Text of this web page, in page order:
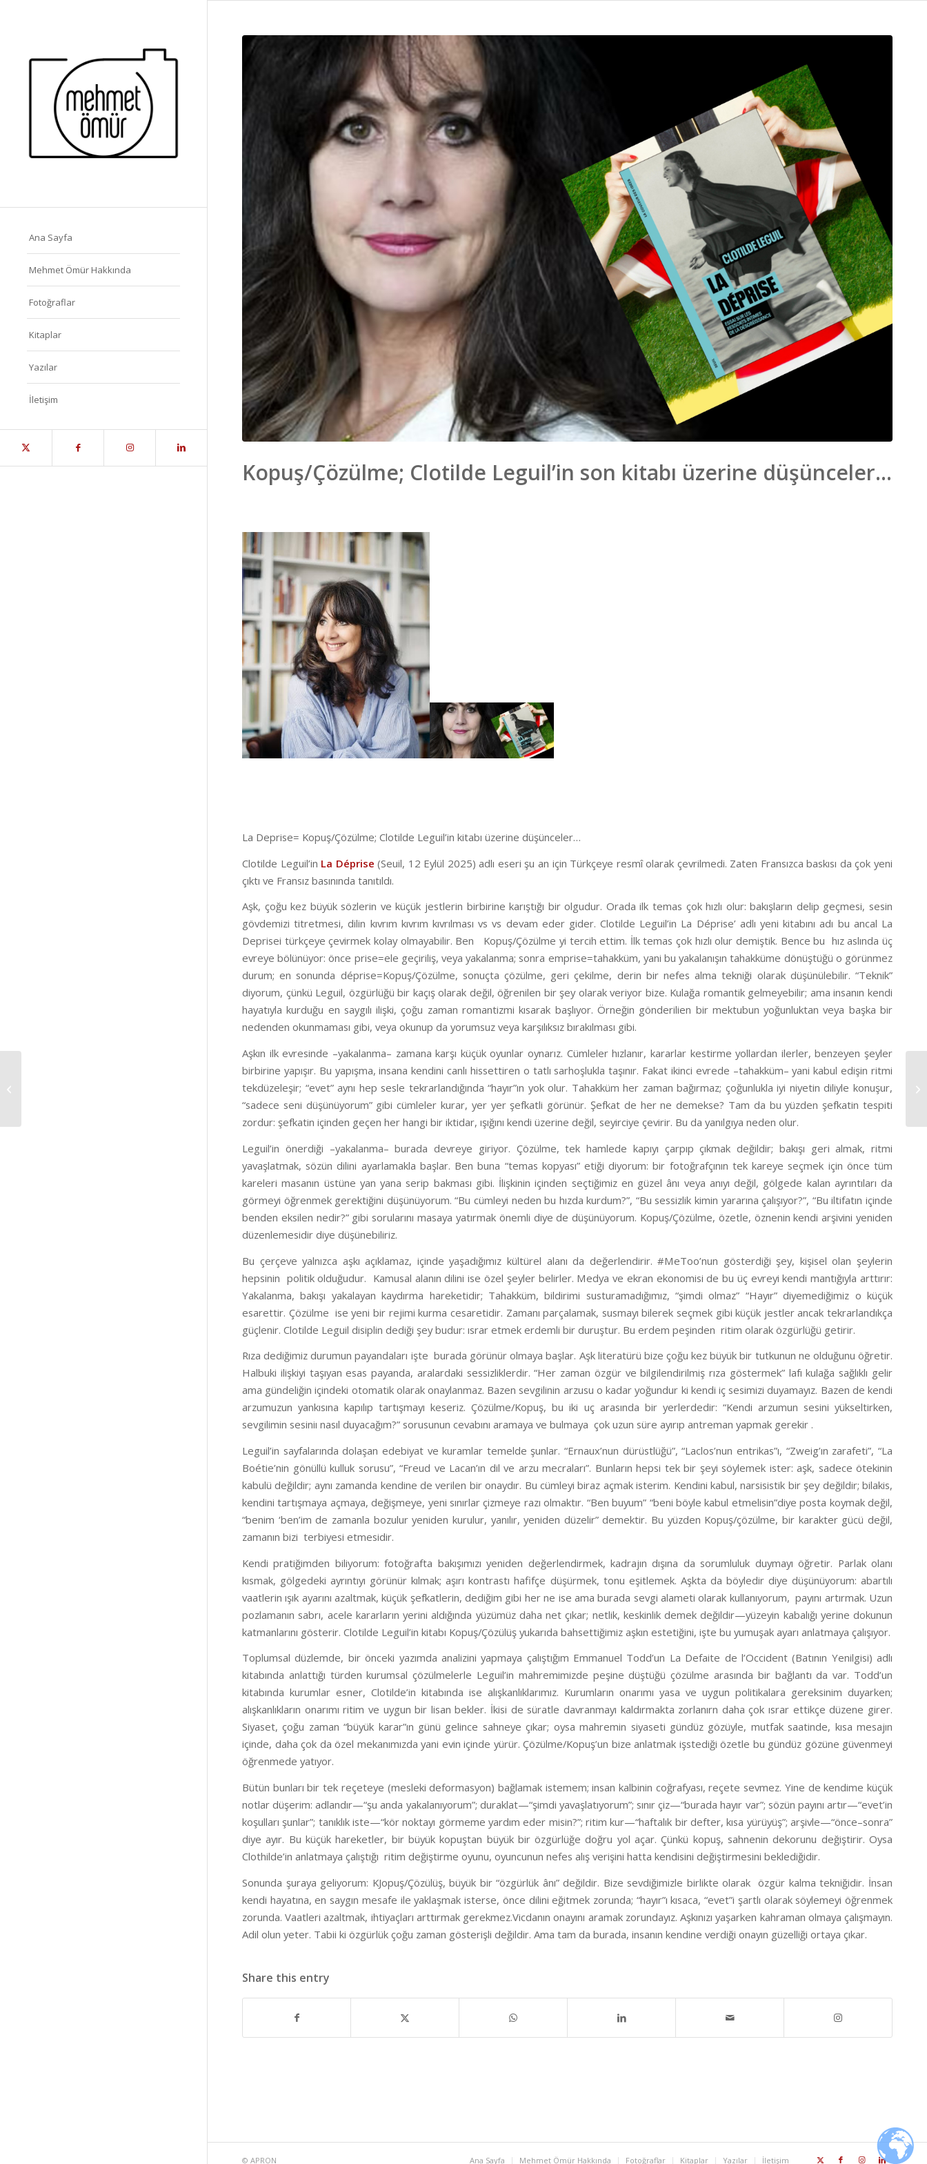
Ana Sayfa
Mehmet Ömür Hakkında
Fotoğraflar
Kitaplar
Yazılar
İletişim
Kopuş/Çözülme; Clotilde Leguil’in son kitabı üzerine düşünceler…
La Deprise= Kopuş/Çözülme; Clotilde Leguil’in kitabı üzerine düşünceler…
Clotilde Leguil’in La Déprise (Seuil, 12 Eylül 2025) adlı eseri şu an için Türkçeye resmî olarak çevrilmedi. Zaten Fransızca baskısı da çok yeni
çıktı ve Fransız basınında tanıtıldı.
Aşk, çoğu kez büyük sözlerin ve küçük jestlerin birbirine karıştığı bir olgudur. Orada ilk temas çok hızlı olur: bakışların delip geçmesi, sesin
gövdemizi titretmesi, dilin kıvrım kıvrım kıvrılması vs vs devam eder gider. Clotilde Leguil’in La Déprise’ adlı yeni kitabını adı bu ancal La
Deprisei türkçeye çevirmek kolay olmayabilir. Ben Kopuş/Çözülme yi tercih ettim. İlk temas çok hızlı olur demiştik. Bence bu hız aslında üç
evreye bölünüyor: önce prise=ele geçiriliş, veya yakalanma; sonra emprise=tahakküm, yani bu yakalanışın tahakküme dönüştüğü o görünmez
durum; en sonunda déprise=Kopuş/Çözülme, sonuçta çözülme, geri çekilme, derin bir nefes alma tekniği olarak düşünülebilir. “Teknik”
diyorum, çünkü Leguil, özgürlüğü bir kaçış olarak değil, öğrenilen bir şey olarak veriyor bize. Kulağa romantik gelmeyebilir; ama insanın kendi
hayatıyla kurduğu en saygılı ilişki, çoğu zaman romantizmi kısarak başlıyor. Örneğin gönderilien bir mektubun yoğunluktan veya başka bir
nedenden okunmaması gibi, veya okunup da yorumsuz veya karşılıksız bırakılması gibi.
Aşkın ilk evresinde –yakalanma– zamana karşı küçük oyunlar oynarız. Cümleler hızlanır, kararlar kestirme yollardan ilerler, benzeyen şeyler
birbirine yapışır. Bu yapışma, insana kendini canlı hissettiren o tatlı sarhoşlukla taşınır. Fakat ikinci evrede –tahakküm– yani kabul edişin ritmi
tekdüzeleşir; “evet” aynı hep sesle tekrarlandığında “hayır”ın yok olur. Tahakküm her zaman bağırmaz; çoğunlukla iyi niyetin diliyle konuşur,
“sadece seni düşünüyorum” gibi cümleler kurar, yer yer şefkatli görünür. Şefkat de her ne demekse? Tam da bu yüzden şefkatin tespiti
zordur: şefkatin içinden geçen her hangi bir iktidar, ışığını kendi üzerine değil, seyirciye çevirir. Bu da yanılgıya neden olur.
Leguil’in önerdiği –yakalanma– burada devreye giriyor. Çözülme, tek hamlede kapıyı çarpıp çıkmak değildir; bakışı geri almak, ritmi
yavaşlatmak, sözün dilini ayarlamakla başlar. Ben buna “temas kopyası” etiği diyorum: bir fotoğrafçının tek kareye seçmek için önce tüm
kareleri masanın üstüne yan yana serip bakması gibi. İlişkinin içinden seçtiğimiz en güzel ânı veya anıyı değil, gölgede kalan ayrıntıları da
görmeyi öğrenmek gerektiğini düşünüyorum. “Bu cümleyi neden bu hızda kurdum?”, “Bu sessizlik kimin yararına çalışıyor?”, “Bu iltifatın içinde
benden eksilen nedir?” gibi sorularını masaya yatırmak önemli diye de düşünüyorum. Kopuş/Çözülme, özetle, öznenin kendi arşivini yeniden
düzenlemesidir diye düşünebiliriz.
Bu çerçeve yalnızca aşkı açıklamaz, içinde yaşadığımız kültürel alanı da değerlendirir. #MeToo’nun gösterdiği şey, kişisel olan şeylerin
hepsinin politik olduğudur. Kamusal alanın dilini ise özel şeyler belirler. Medya ve ekran ekonomisi de bu üç evreyi kendi mantığıyla arttırır:
Yakalanma, bakışı yakalayan kaydırma hareketidir; Tahakküm, bildirimi susturamadığımız, “şimdi olmaz” “Hayır” diyemediğimiz o küçük
esarettir. Çözülme ise yeni bir rejimi kurma cesaretidir. Zamanı parçalamak, susmayı bilerek seçmek gibi küçük jestler ancak tekrarlandıkça
güçlenir. Clotilde Leguil disiplin dediği şey budur: ısrar etmek erdemli bir duruştur. Bu erdem peşinden ritim olarak özgürlüğü getirir.
Rıza dediğimiz durumun payandaları işte burada görünür olmaya başlar. Aşk literatürü bize çoğu kez büyük bir tutkunun ne olduğunu öğretir.
Halbuki ilişkiyi taşıyan esas payanda, aralardaki sessizliklerdir. “Her zaman özgür ve bilgilendirilmiş rıza göstermek” lafı kulağa sağlıklı gelir
ama gündeliğin içindeki otomatik olarak onaylanmaz. Bazen sevgilinin arzusu o kadar yoğundur ki kendi iç sesimizi duyamayız. Bazen de kendi
arzumuzun yankısına kapılıp tartışmayı keseriz.Çözülme/Kopuş, bu iki uç arasında bir yerlerdedir: “Kendi arzumun sesini yükseltirken,
sevgilimin sesiniı nasıl duyacağım?” sorusunun cevabını aramaya ve bulmaya çok uzun süre ayırıp antreman yapmak gerekir .
Leguil’in sayfalarında dolaşan edebiyat ve kuramlar temelde şunlar. “Ernaux’nun dürüstlüğü”, “Laclos’nun entrikas”ı, “Zweig’ın zarafeti”, “La
Boétie’nin gönüllü kulluk sorusu”, “Freud ve Lacan’ın dil ve arzu mecraları”. Bunların hepsi tek bir şeyi söylemek ister: aşk, sadece ötekinin
kabulü değildir; aynı zamanda kendine de verilen bir onaydır. Bu cümleyi biraz açmak isterim. Kendini kabul, narsisistik bir şey değildir; bilakis,
kendini tartışmaya açmaya, değişmeye, yeni sınırlar çizmeye razı olmaktır. “Ben buyum” “beni böyle kabul etmelisin”diye posta koymak değil,
“benim ‘ben’im de zamanla bozulur yeniden kurulur, yanılır, yeniden düzelir” demektir. Bu yüzden Kopuş/çözülme, bir karakter gücü değil,
zamanın bizi terbiyesi etmesidir.
Kendi pratiğimden biliyorum: fotoğrafta bakışımızı yeniden değerlendirmek, kadrajın dışına da sorumluluk duymayı öğretir. Parlak olanı
kısmak, gölgedeki ayrıntıyı görünür kılmak; aşırı kontrastı hafifçe düşürmek, tonu eşitlemek. Aşkta da böyledir diye düşünüyorum: abartılı
vaatlerin ışık ayarını azaltmak, küçük şefkatlerin, dediğim gibi her ne ise ama burada sevgi alameti olarak kullanıyorum, payını artırmak. Uzun
pozlamanın sabrı, acele kararların yerini aldığında yüzümüz daha net çıkar; netlik, keskinlik demek değildir—yüzeyin kabalığı yerine dokunun
katmanlarını gösterir. Clotilde Leguil’in kitabı Kopuş/Çözülüş yukarıda bahsettiğimiz aşkın estetiğini, işte bu yumuşak ayarı anlatmaya çalışıyor.
Toplumsal düzlemde, bir önceki yazımda analizini yapmaya çalıştığım Emmanuel Todd’un La Defaite de l’Occident (Batının Yenilgisi) adlı
kitabında anlattığı türden kurumsal çözülmelerle Leguil’in mahremimizde peşine düştüğü çözülme arasında bir bağlantı da var. Todd’un
kitabında kurumlar esner, Clotilde’in kitabında ise alışkanlıklarımız. Kurumların onarımı yasa ve uygun politikalara gereksinim duyarken;
alışkanlıkların onarımı ritim ve uygun bir lisan bekler. İkisi de süratle davranmayı kaldırmakta zorlanırn daha çok ısrar ettikçe düzene girer.
Siyaset, çoğu zaman “büyük karar”ın günü gelince sahneye çıkar; oysa mahremin siyaseti gündüz gözüyle, mutfak saatinde, kısa mesajın
içinde, daha çok da özel mekanımızda yani evin içinde yürür. Çözülme/Kopuş’un bize anlatmak işstediği özetle bu gündüz gözüne güvenmeyi
öğrenmede yatıyor.
Bütün bunları bir tek reçeteye (mesleki deformasyon) bağlamak istemem; insan kalbinin coğrafyası, reçete sevmez. Yine de kendime küçük
notlar düşerim: adlandır—“şu anda yakalanıyorum”; duraklat—“şimdi yavaşlatıyorum”; sınır çiz—“burada hayır var”; sözün payını artır—“evet’in
koşulları şunlar”; tanıklık iste—“kör noktayı görmeme yardım eder misin?”; ritim kur—“haftalık bir defter, kısa yürüyüş”; arşivle—“önce–sonra”
diye ayır. Bu küçük hareketler, bir büyük kopuştan büyük bir özgürlüğe doğru yol açar. Çünkü kopuş, sahnenin dekorunu değiştirir. Oysa
Clothilde’in anlatmaya çalıştığı ritim değiştirme oyunu, oyuncunun nefes alış verişini hatta kendisini değiştirmesini beklediğidir.
Sonunda şuraya geliyorum: KJopuş/Çözülüş, büyük bir “özgürlük ânı” değildir. Bize sevdiğimizle birlikte olarak özgür kalma tekniğidir. İnsan
kendi hayatına, en saygın mesafe ile yaklaşmak isterse, önce dilini eğitmek zorunda; “hayır”ı kısaca, “evet”i şartlı olarak söylemeyi öğrenmek
zorunda. Vaatleri azaltmak, ihtiyaçları arttırmak gerekmez.Vicdanın onayını aramak zorundayız. Aşkınızı yaşarken kahraman olmaya çalışmayın.
Adil olun yeter. Tabii ki özgürlük çoğu zaman gösterişli değildir. Ama tam da burada, insanın kendine verdiği onayın güzelliği ortaya çıkar.
Share this entry
© APRON Ana Sayfa Mehmet Ömür Hakkında Fotoğraflar Kitaplar Yazılar İletişim